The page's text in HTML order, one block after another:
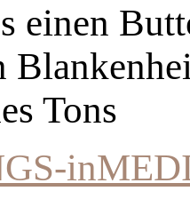
einen
Tons